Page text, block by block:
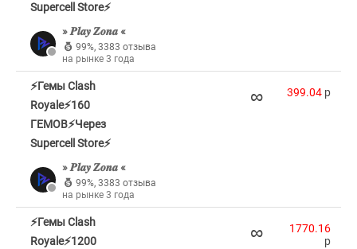
Supercell Store⚡
» 𝑷𝒍𝒂𝒚 𝒁𝒐𝒏𝒂 «
99%, 3383 отзыва
на рынке 3 года
⚡Гемы Clash
Royale⚡160
ГЕМОВ⚡Через
Supercell Store⚡
» 𝑷𝒍𝒂𝒚 𝒁𝒐𝒏𝒂 «
99%, 3383 отзыва
на рынке 3 года
∞ 399.04 p
⚡Гемы Clash
Royale⚡1200
∞
1770.16
p